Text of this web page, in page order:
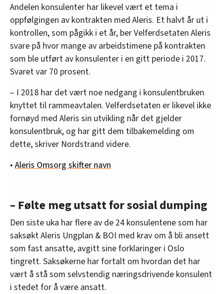
Andelen konsulenter har likevel vært et tema i
oppfølgingen av kontrakten med Aleris. Et halvt år ut i
kontrollen, som pågikk i et år, ber Velferdsetaten Aleris
svare på hvor mange av arbeidstimene på kontrakten
som ble utført av konsulenter i en gitt periode i 2017.
Svaret var 70 prosent.
– I 2018 har det vært noe nedgang i konsulentbruken
knyttet til rammeavtalen. Velferdsetaten er likevel ikke
fornøyd med Aleris sin utvikling når det gjelder
konsulentbruk, og har gitt dem tilbakemelding om
dette, skriver Nordstrand videre.
• Aleris Omsorg skifter navn
– Følte meg utsatt for sosial dumping
Den siste uka har flere av de 24 konsulentene som har
saksøkt Aleris Ungplan & BOI med krav om å bli ansett
som fast ansatte, avgitt sine forklaringer i Oslo
tingrett. Saksøkerne har fortalt om hvordan det har
vært å stå som selvstendig næringsdrivende konsulent
i stedet for å være ansatt.